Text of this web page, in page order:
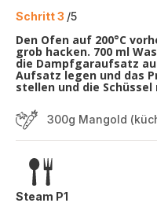
Schritt 3 /5
Den Ofen auf 200°C
grob hacken. 700 ml
die Dampfgaraufsatz
Aufsatz legen und das
stellen und die Schüssel
300g Mangold
Steam P1